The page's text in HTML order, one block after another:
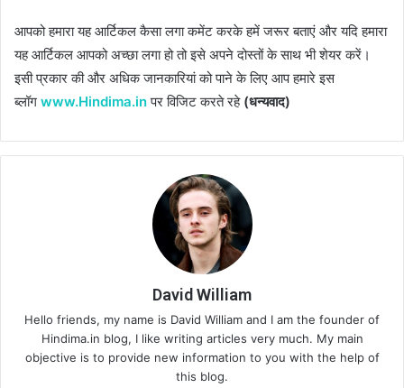
आपको हमारा यह आर्टिकल कैसा लगा कमेंट करके हमें जरूर बताएं और यदि हमारा
यह आर्टिकल आपको अच्छा लगा हो तो इसे अपने दोस्तों के साथ भी शेयर करें।
इसी प्रकार की और अधिक जानकारियां को पाने के लिए आप हमारे इस
ब्लॉग www.Hindima.inपर विजिट करते रहे (धन्यवाद)
David William
Hello friends, my name is David William and I am the founder of
Hindima.in blog, I like writing articles very much. My main
objective is to provide new information to you with the help of
this blog.